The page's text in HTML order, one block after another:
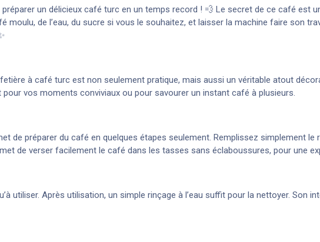
un délicieux café turc en un temps record ! 💨 Le secret de ce café est
moulu, de l’eau, du sucre si vous le souhaitez, et laisser la machine faire son
à café turc est non seulement pratique, mais aussi un véritable atout
vos moments conviviaux ou pour savourer un instant café à plusieurs.
de préparer du café en quelques étapes seulement. Remplissez simplement
de verser facilement le café dans les tasses sans éclaboussures, pour une
utiliser. Après utilisation, un simple rinçage à l’eau suffit pour la nettoyer. Son